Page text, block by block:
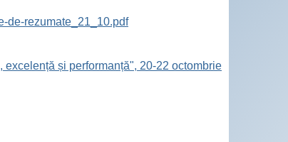
de-rezumate_21_10.pdf
și performanță", 20-22 octombrie